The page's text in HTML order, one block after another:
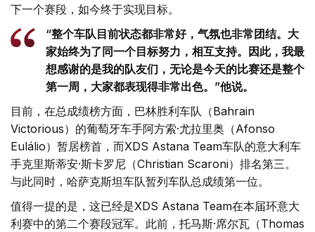
下一个赛段，如今终于实现目标。
“整个车队目前状态都非常好，气氛也非常团结。大
家始终为了同一个目标努力，相互支持。因此，我最
想感谢的是我的队友们，无论是今天的比赛还是整个
第一周，大家都表现得非常出色。”他说。
目前，在总成绩榜方面，巴林胜利车队（Bahrain
Victorious）的葡萄牙车手阿方索·尤拉里奥（Afonso
Eulálio）暂居榜首，而XDS Astana Team车队的意大利车
手克里斯蒂安·斯卡罗尼（Christian Scaroni）排名第三。
与此同时，哈萨克斯坦车队暂列车队总成绩第一位。
值得一提的是，这已经是XDS Astana Team在本届环意大
利赛中的第二个赛段冠军。此前，托马斯·席尔瓦（Thomas